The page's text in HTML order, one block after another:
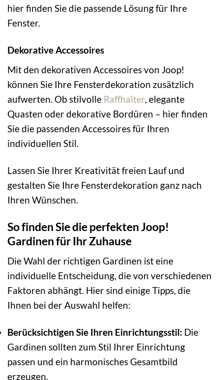
hier finden Sie die passende Lösung für Ihre
Fenster.
Dekorative Accessoires
Mit den dekorativen Accessoires von Joop!
können Sie Ihre Fensterdekoration zusätzlich
aufwerten. Ob stilvolle Raffhalter, elegante
Quasten oder dekorative Bordüren – hier finden
Sie die passenden Accessoires für Ihren
individuellen Stil.
Lassen Sie Ihrer Kreativität freien Lauf und
gestalten Sie Ihre Fensterdekoration ganz nach
Ihren Wünschen.
So finden Sie die perfekten Joop!
Gardinen für Ihr Zuhause
Die Wahl der richtigen Gardinen ist eine
individuelle Entscheidung, die von verschiedenen
Faktoren abhängt. Hier sind einige Tipps, die
Ihnen bei der Auswahl helfen:
Berücksichtigen Sie Ihren Einrichtungsstil: Die
Gardinen sollten zum Stil Ihrer Einrichtung
passen und ein harmonisches Gesamtbild
erzeugen.